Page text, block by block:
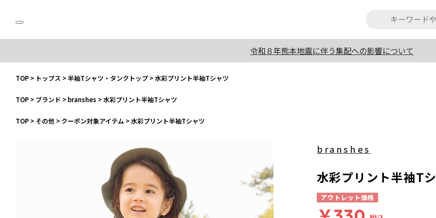
令和８年熊本地震に伴う集配への影響について
TOP > トップス >半袖Tシャツ・タンクトップ >水彩プリント半袖Tシャツ
TOP > ブランド > branshes >水彩プリント半袖Tシャツ
TOP > その他 > クーポン対象アイテム >水彩プリント半袖Tシャツ
branshes
水彩プリント半袖T
アウトレット価格